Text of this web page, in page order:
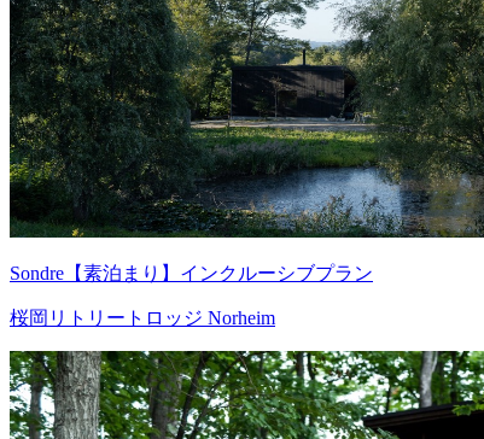
Sondre【素泊まり】インクルーシブプラン
桜岡リトリートロッジ Norheim